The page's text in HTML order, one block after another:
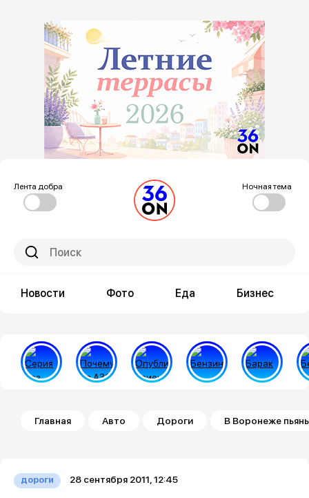
Лента добра Ночная тема
Новости Фото Еда Бизнес
Строка навигации
Главная Авто Дороги В Воронеже
дороги 28 сентября 2011, 12:45